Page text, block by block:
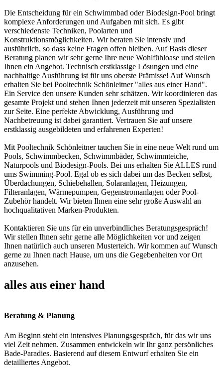
Die Entscheidung für ein Schwimmbad oder Biodesign-Pool bringt
komplexe Anforderungen und Aufgaben mit sich. Es gibt
verschiedenste Techniken, Poolarten und
Konstruktionsmöglichkeiten. Wir beraten Sie intensiv und
ausführlich, so dass keine Fragen offen bleiben. Auf Basis dieser
Beratung planen wir sehr gerne Ihre neue Wohlfühloase und stellen
Ihnen ein Angebot. Technisch erstklassige Lösungen und eine
nachhaltige Ausführung ist für uns oberste Prämisse! Auf Wunsch
erhalten Sie bei Pooltechnik Schönleitner "alles aus einer Hand".
Ein Service den unsere Kunden sehr schätzen. Wir koordinieren das
gesamte Projekt und stehen Ihnen jederzeit mit unseren Spezialisten
zur Seite. Eine perfekte Abwicklung, Ausführung und
Nachbetreuung ist dabei garantiert. Vertrauen Sie auf unsere
erstklassig ausgebildeten und erfahrenen Experten!
Mit Pooltechnik Schönleitner tauchen Sie in eine neue Welt rund um
Pools, Schwimmbecken, Schwimmbäder, Schwimmteiche,
Naturpools und Biodesign-Pools. Bei uns erhalten Sie ALLES rund
ums Swimming-Pool. Egal ob es sich dabei um das Becken selbst,
Überdachungen, Schiebehallen, Solaranlagen, Heizungen,
Filteranlagen, Wärmepumpen, Gegenstromanlagen oder Pool-
Zubehör handelt. Wir bieten Ihnen eine sehr große Auswahl an
hochqualitativen Marken-Produkten.
Kontaktieren Sie uns für ein unverbindliches Beratungsgespräch!
Wir stellen Ihnen sehr gerne alle Möglichkeiten vor und zeigen
Ihnen natürlich auch unseren Musterteich. Wir kommen auf Wunsch
gerne zu Ihnen nach Hause, um uns die Gegebenheiten vor Ort
anzusehen.
alles aus einer hand
Beratung & Planung
Am Beginn steht ein intensives Planungsgespräch, für das wir uns
viel Zeit nehmen. Zusammen entwickeln wir Ihr ganz persönliches
Bade-Paradies. Basierend auf diesem Entwurf erhalten Sie ein
detailliertes Angebot.